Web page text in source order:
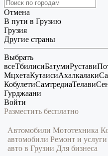
Отмена
В пути в Грузию
Грузия
Другие страны
Выбрать
всеТбилисиБатумиРустави
МцхетаКутаисиАхалкалаки
КобулетиСамтредиаТелави
Гурджаани
Войти
Разместить бесплатно
Автомобили Мототехника
автомобили Ремонт и услуги
авто в Грузии Для бизнеса